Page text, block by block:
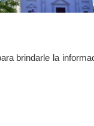
brindarle la